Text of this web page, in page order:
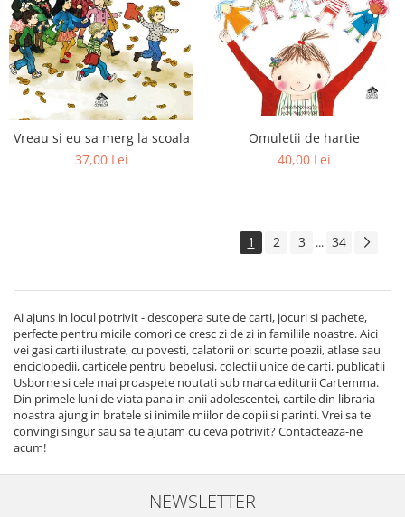
Vreau si eu sa merg la scoala
37,00 Lei
Omuletii de hartie
40,00 Lei
1 2 3 ... 34
Ai ajuns in locul potrivit - descopera sute de carti, jocuri si pachete,
perfecte pentru micile comori ce cresc zi de zi in familiile noastre. Aici
vei gasi carti ilustrate, cu povesti, calatorii ori scurte poezii, atlase sau
enciclopedii, carticele pentru bebelusi, colectii unice de carti, publicatii
Usborne si cele mai proaspete noutati sub marca editurii Cartemma.
Din primele luni de viata pana in anii adolescentei, cartile din libraria
noastra ajung in bratele si inimile miilor de copii si parinti. Vrei sa te
convingi singur sau sa te ajutam cu ceva potrivit? Contacteaza-ne
acum!
NEWSLETTER